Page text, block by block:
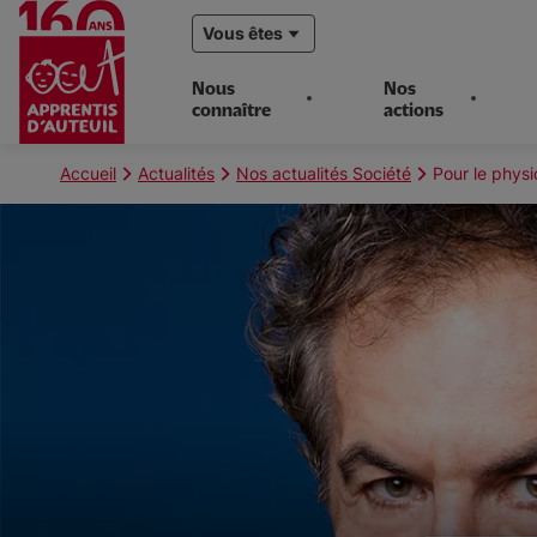
principal
Vous êtes
Nous
connaître
Nos
actions
Fil
Accueil Actualités Nos actualités Société Pour le